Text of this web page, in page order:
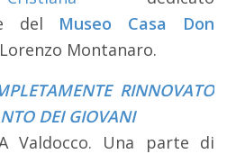
del Museo Casa Don
Montanaro.
RINNOVATO
DEI GIOVANI
Valdocco. Una parte di